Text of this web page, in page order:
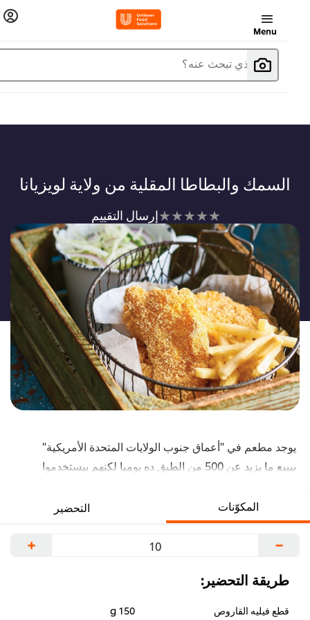
Menu
ما الذي تبحث عنه؟
السمك والبطاطا المقلية من ولاية لويزيانا
لم
يتم
تقديم
أي
تقييمات
لهذا
إرسال التقييم
يوجد مطعم في "أعماق جنوب الولايات المتحدة الأمريكية"
بيبيع ما يزيد عن 500 من الطبق ده يوميا لكنهم بيستخدموا
فنستخدم قاروص وبردوا سعداء!
المكوّنات التحضير
طريقة التحضير:
قطع فيليه القاروص
150 g